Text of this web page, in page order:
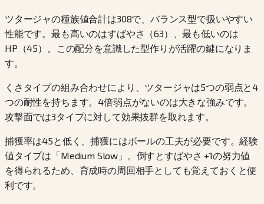
ツタージャの種族値合計は308で、バランス型で扱いやすい
性能です。最も高いのはすばやさ（63）、最も低いのは
HP（45）。この配分を意識した型作りが活躍の鍵になりま
す。
くさタイプの組み合わせにより、ツタージャは5つの弱点と4
つの耐性を持ちます。4倍弱点がないのは大きな強みです。
攻撃面では3タイプに対して効果抜群を取れます。
捕獲率は45と低く、捕獲にはボールの工夫が必要です。経験
値タイプは「Medium Slow」。倒すとすばやさ +1の努力値
を得られるため、育成時の周回相手としても覚えておくと便
利です。